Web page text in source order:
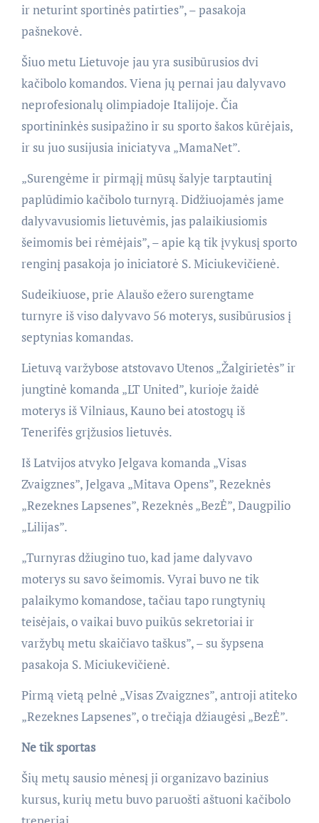
ir neturint sportinės patirties”, – pasakoja
pašnekovė.
Šiuo metu Lietuvoje jau yra susibūrusios dvi
kačibolo komandos. Viena jų pernai jau dalyvavo
neprofesionalų olimpiadoje Italijoje. Čia
sportininkės susipažino ir su sporto šakos kūrėjais,
ir su juo susijusia iniciatyva „MamaNet”.
„Surengėme ir pirmąjį mūsų šalyje tarptautinį
paplūdimio kačibolo turnyrą. Didžiuojamės jame
dalyvavusiomis lietuvėmis, jas palaikiusiomis
šeimomis bei rėmėjais”, – apie ką tik įvykusį sporto
renginį pasakoja jo iniciatorė S. Miciukevičienė.
Sudeikiuose, prie Alaušo ežero surengtame
turnyre iš viso dalyvavo 56 moterys, susibūrusios į
septynias komandas.
Lietuvą varžybose atstovavo Utenos „Žalgirietės” ir
jungtinė komanda „LT United”, kurioje žaidė
moterys iš Vilniaus, Kauno bei atostogų iš
Tenerifės grįžusios lietuvės.
Iš Latvijos atvyko Jelgava komanda „Visas
Zvaigznes”, Jelgava „Mitava Opens”, Rezeknės
„Rezeknes Lapsenes”, Rezeknės „BezĖ”, Daugpilio
„Lilijas”.
„Turnyras džiugino tuo, kad jame dalyvavo
moterys su savo šeimomis. Vyrai buvo ne tik
palaikymo komandose, tačiau tapo rungtynių
teisėjais, o vaikai buvo puikūs sekretoriai ir
varžybų metu skaičiavo taškus”, – su šypsena
pasakoja S. Miciukevičienė.
Pirmą vietą pelnė „Visas Zvaigznes”, antroji atiteko
„Rezeknes Lapsenes”, o trečiąja džiaugėsi „BezĖ”.
Ne tik sportas
Šių metų sausio mėnesį ji organizavo bazinius
kursus, kurių metu buvo paruošti aštuoni kačibolo